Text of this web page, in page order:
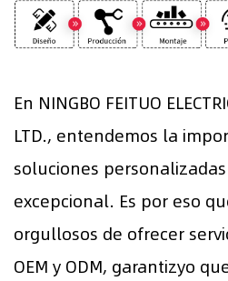
En NINGBO FEITUO
LTD., entendemos la
soluciones
excepcional. Es por eso
orgullosos de ofrecer
OEM y ODM, garantizyo